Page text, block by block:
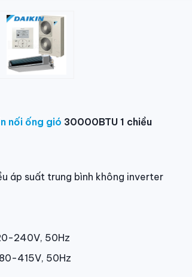
nối ống gió 30000BTU 1 chiều
áp suất trung bình không inverter
240V, 50Hz
415V, 50Hz